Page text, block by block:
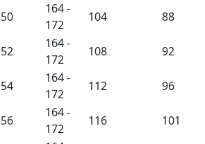
50
164 -
172
104 88
52
164 -
172
108 92
54
164 -
172
112 96
56
164 -
172
116 101